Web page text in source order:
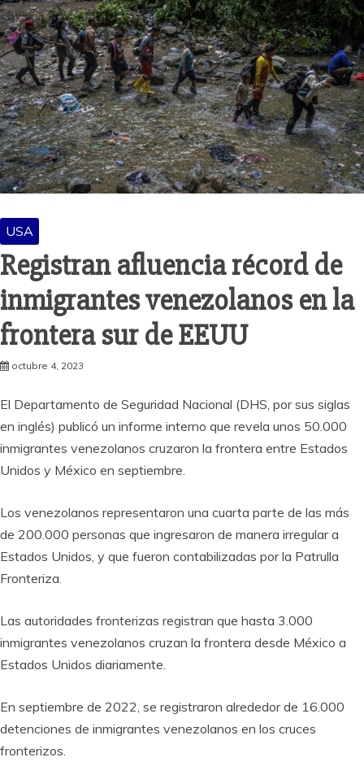
USA
Registran afluencia récord de
inmigrantes venezolanos en la
frontera sur de EEUU
octubre 4, 2023
El Departamento de Seguridad Nacional (DHS, por sus siglas
en inglés) publicó un informe interno que revela unos 50.000
inmigrantes venezolanos cruzaron la frontera entre Estados
Unidos y México en septiembre.
Los venezolanos representaron una cuarta parte de las más
de 200.000 personas que ingresaron de manera irregular a
Estados Unidos, y que fueron contabilizadas por la Patrulla
Fronteriza.
Las autoridades fronterizas registran que hasta 3.000
inmigrantes venezolanos cruzan la frontera desde México a
Estados Unidos diariamente.
En septiembre de 2022, se registraron alrededor de 16.000
detenciones de inmigrantes venezolanos en los cruces
fronterizos.